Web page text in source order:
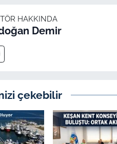
HAKKINDA
Demir
çekebilir